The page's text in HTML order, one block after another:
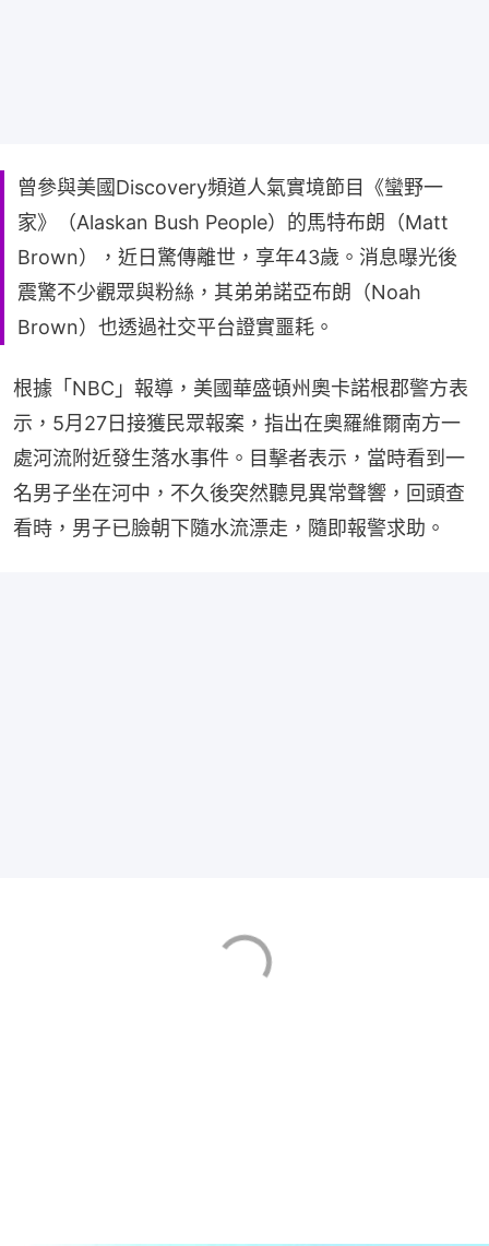
曾參與美國Discovery頻道人氣實境節目《蠻野一
家》（Alaskan Bush People）的馬特布朗（Matt
Brown），近日驚傳離世，享年43歲。消息曝光後
震驚不少觀眾與粉絲，其弟弟諾亞布朗（Noah
Brown）也透過社交平台證實噩耗。
根據「NBC」報導，美國華盛頓州奧卡諾根郡警方表
示，5月27日接獲民眾報案，指出在奧羅維爾南方一
處河流附近發生落水事件。目擊者表示，當時看到一
名男子坐在河中，不久後突然聽見異常聲響，回頭查
看時，男子已臉朝下隨水流漂走，隨即報警求助。